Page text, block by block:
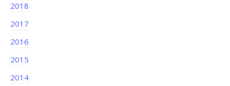
2018
2017
2016
2015
2014